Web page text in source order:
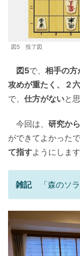
図5 投了図
図5で、 相手の方
攻めが重たく、２
で、 仕方がないと
今回は、 研究か
ができてよかった
て指すようにします
雑記「森のソラ